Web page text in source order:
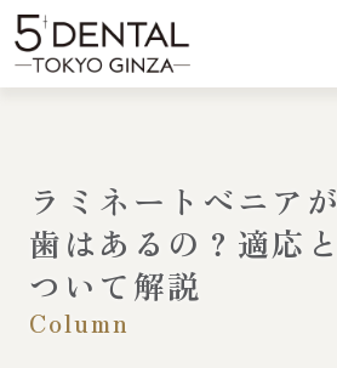
内
容
を
ラミネートべニア
歯はあるの？適応
ついて解説
Column